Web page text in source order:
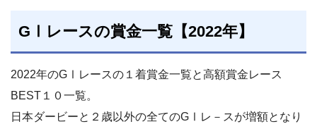
GⅠレースの賞金一覧【2022年】
2022年のGⅠレースの１着賞金一覧と高額賞金レース
BEST１０一覧。
日本ダービーと２歳以外の全てのGⅠレ－スが増額となり